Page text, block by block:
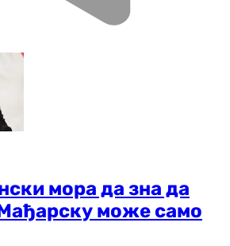
мора да зна да
може само